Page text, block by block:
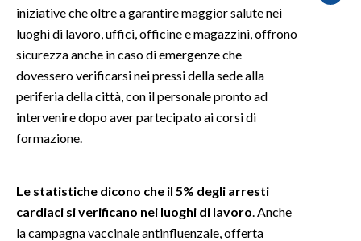
GOSSIP
SALUTE
SARDEGNA TURISMO
#CARAUNIONE
iniziative che oltre a garantire maggior salute nei
luoghi di lavoro, uffici, officine e magazzini, offrono
sicurezza anche in caso di emergenze che
dovessero verificarsi nei pressi della sede alla
periferia della città, con il personale pronto ad
intervenire dopo aver partecipato ai corsi di
formazione.
Le statistiche dicono che il 5% degli arresti
cardiaci si verificano nei luoghi di lavoro . Anche
la campagna vaccinale antinfluenzale, offerta